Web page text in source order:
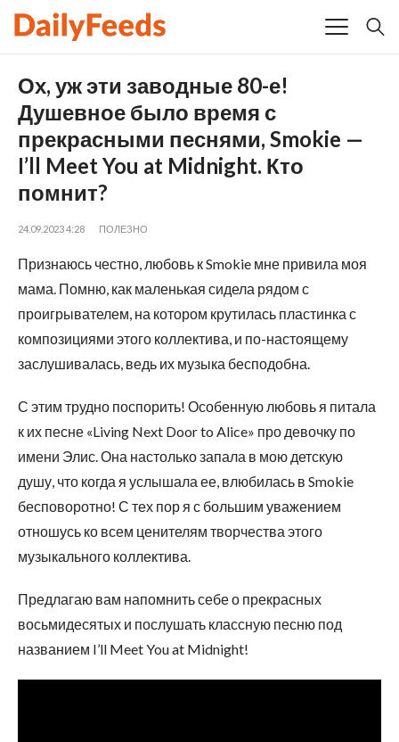
Ох, уж эти заводные 80-е!
Душевное было время с
прекрасными песнями, Smokie —
I’ll Meet You at Midnight. Кто
помнит?
24.09.2023 4:28 ПОЛЕЗНО
Признаюсь честно, любовь к Smokie мне привила моя
мама. Помню, как маленькая сидела рядом с
проигрывателем, на котором крутилась пластинка с
композициями этого коллектива, и по-настоящему
заслушивалась, ведь их музыка бесподобна.
С этим трудно поспорить! Особенную любовь я питала
к их песне «Living Next Door to Alice» про девочку по
имени Элис. Она настолько запала в мою детскую
душу, что когда я услышала ее, влюбилась в Smokie
бесповоротно! С тех пор я с большим уважением
отношусь ко всем ценителям творчества этого
музыкального коллектива.
Предлагаю вам напомнить себе о прекрасных
восьмидесятых и послушать классную песню под
названием I’ll Meet You at Midnight!